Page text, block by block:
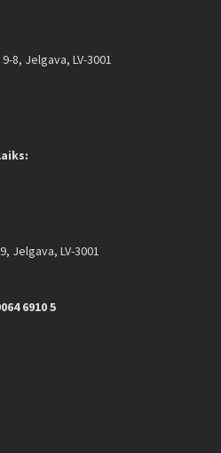
8, Jelgava, LV-3001
Jelgava, LV-3001
6910 5